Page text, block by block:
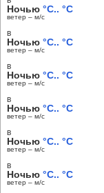
Ночью °C.. °C
ветер – м/c
в
Ночью °C.. °C
ветер – м/c
в
Ночью °C.. °C
ветер – м/c
в
Ночью °C.. °C
ветер – м/c
в
Ночью °C.. °C
ветер – м/c
в
Ночью °C.. °C
ветер – м/c